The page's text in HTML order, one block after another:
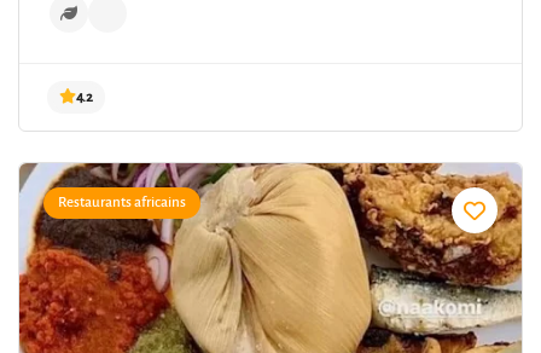
Restaurants africains